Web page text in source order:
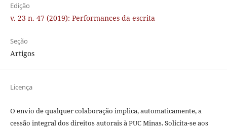
Edição
v. 23 n. 47 (2019): Performances da escrita
Seção
Artigos
Licença
O envio de qualquer colaboração implica, automaticamente, a
cessão integral dos direitos autorais à PUC Minas. Solicita-se aos